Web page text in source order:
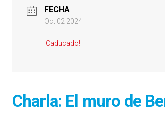
FECHA
Oct 02 2024
¡Caducado!
Charla: El muro de